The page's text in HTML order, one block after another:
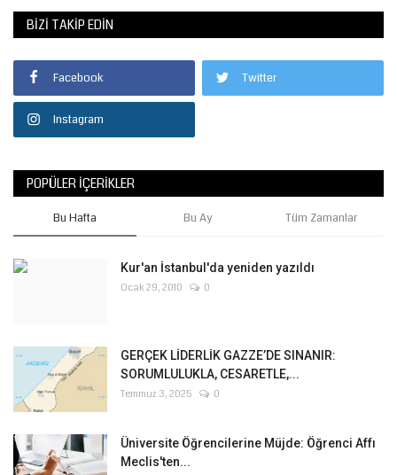
BIZI TAKIP EDIN
Facebook Twitter
Instagram
POPÜLER İÇERIKLER
Bu Hafta Bu Ay Tüm Zamanlar
Kur'an İstanbul'da yeniden yazıldı
Ocak 29, 2010 0
GERÇEK LİDERLİK GAZZE’DE SINANIR:
SORUMLULUKLA, CESARETLE,...
Temmuz 3, 2025 0
Üniversite Öğrencilerine Müjde: Öğrenci Affı
Meclis'ten...